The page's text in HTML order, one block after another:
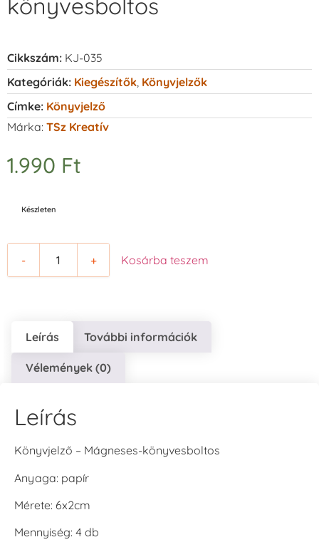
Cikkszám: KJ-035
Kategóriák: Kiegészítők Könyvjelzők
Címke: Könyvjelző
Márka: TSz Kreatív
1.990 Ft
Készleten
- + Kosárba teszem
Leírás További információk
Vélemények (0)
Leírás
Könyvjelző – Mágneses-könyvesboltos
Anyaga: papír
Mérete: 6x2cm
Mennyiség: 4 db